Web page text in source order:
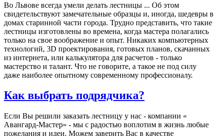
Во Львове всегда умели делать лестницы ... Об этом
свидетельствуют замечательные образцы и, иногда, шедевры в
домах старинной части города. Трудно представить, что такие
лестницы изготовлены во времена, когда мастера полагались
только на свое воображение и опыт. Никаких компьютерных
технологий, 3D проектирования, готовых планов, скачанных
из интернета, или калькулятора для расчетов - только
мастерство и талант. Что не говорите, а такое не под силу
даже наиболее опытному современному профессионалу.
Как выбрать подрядчика?
Если Вы решили заказать лестницу у нас - компании «
Авангард-Мастер» - мы с радостью воплотим в жизнь любые
пожелания и идеи. Можем заверить Вас в качестве